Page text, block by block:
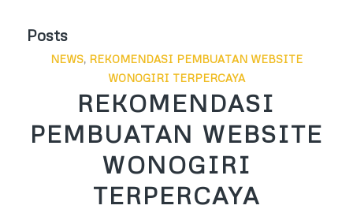
Posts
NEWS, REKOMENDASI PEMBUATAN WEBSITE
WONOGIRI TERPERCAYA
REKOMENDASI
PEMBUATAN WEBSITE
WONOGIRI
TERPERCAYA